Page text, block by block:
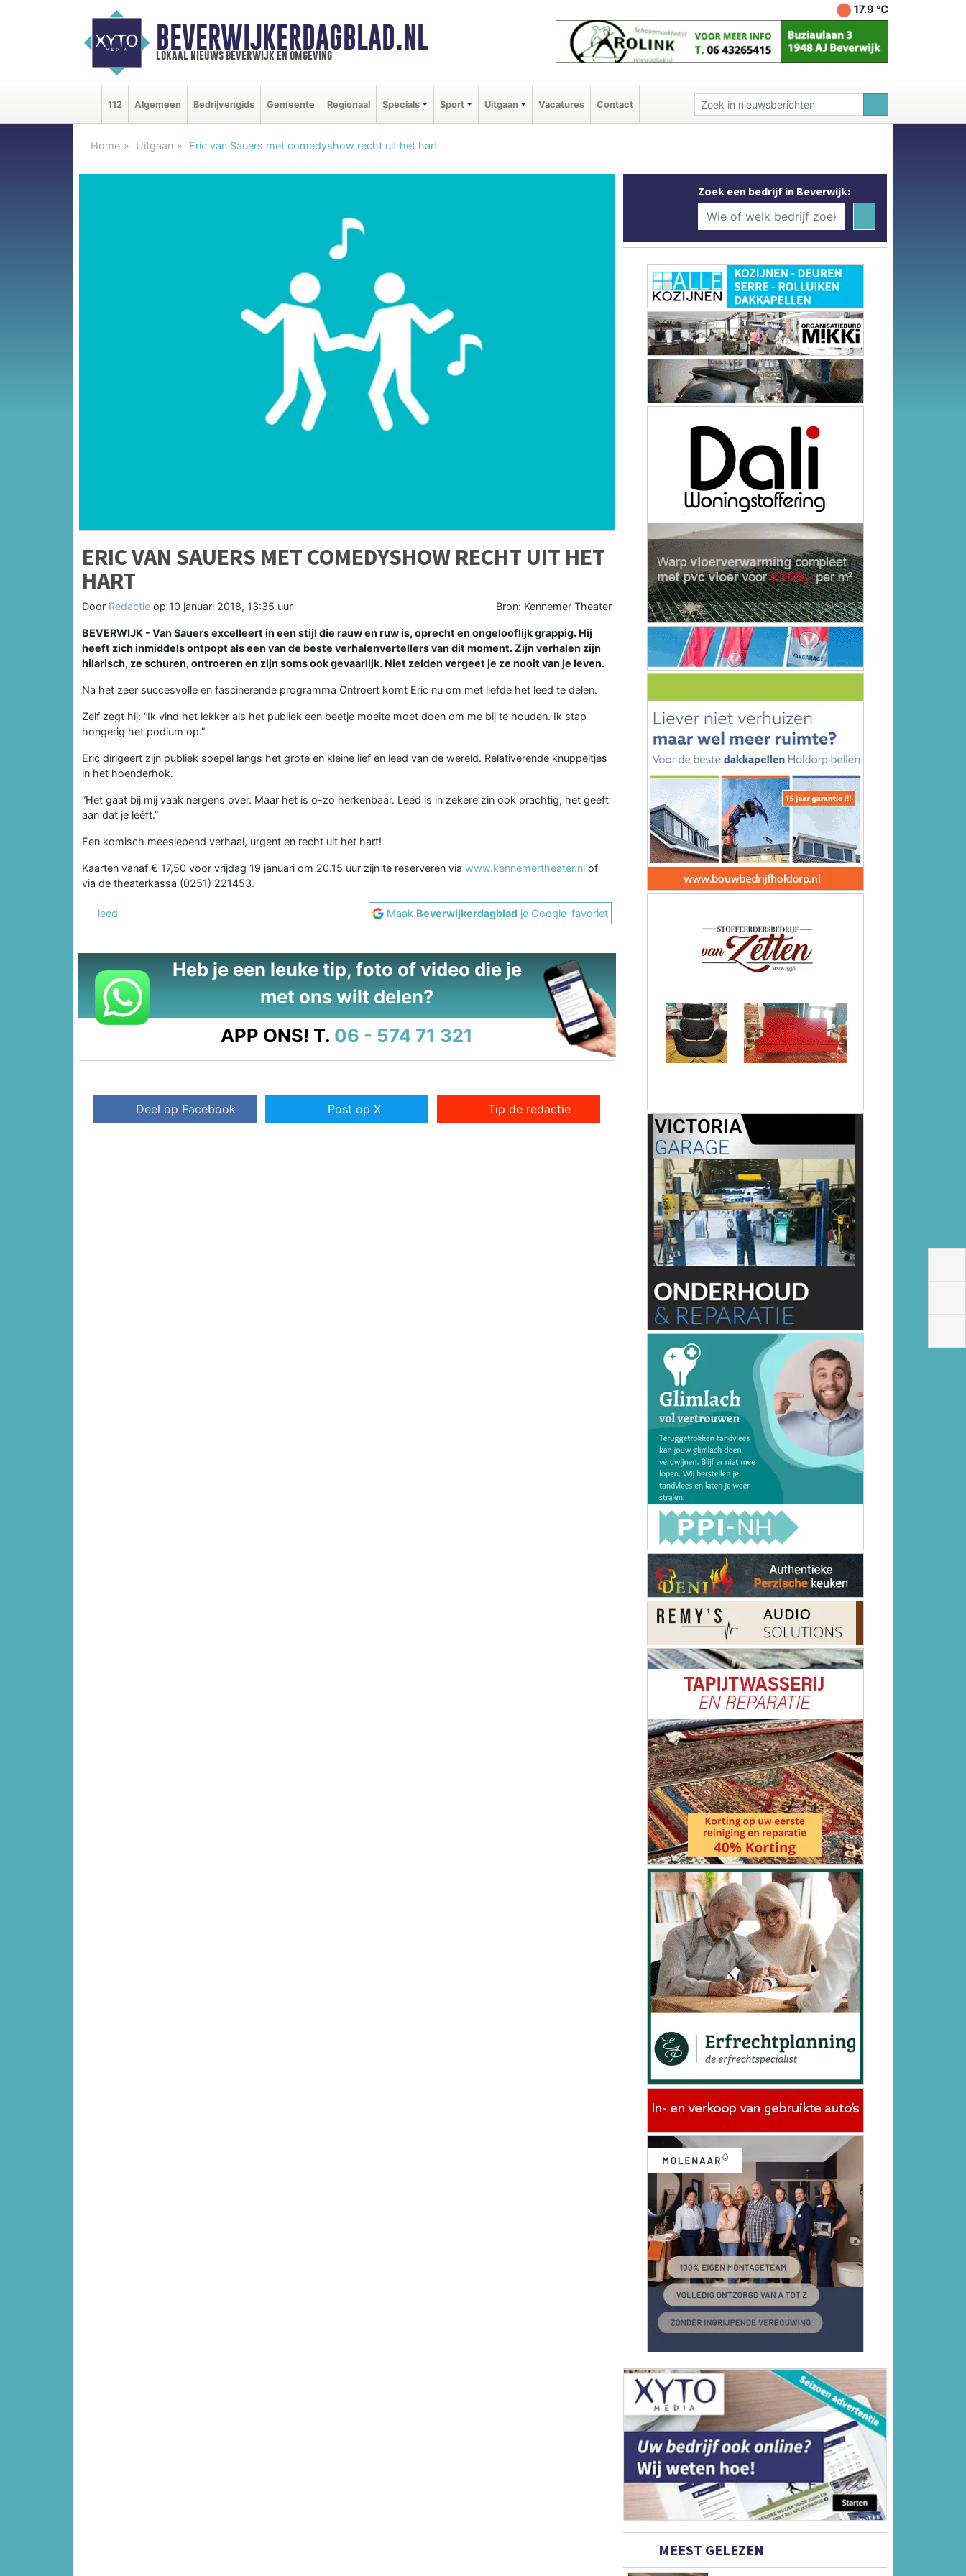
BEVERWIJKERDAGBLAD.NL
lokaal nieuws beverwijk en omgeving
17.9 ℃
112 Algemeen Bedrijvengids Gemeente Regionaal Specials Sport Uitgaan Vacatures Contact
Home Uitgaan Eric van Sauers met comedyshow recht uit het hart
ERIC VAN SAUERS MET COMEDYSHOW RECHT UIT HET
HART
Door Redactie op 10 januari 2018, 13:35 uur Bron: Kennemer Theater
BEVERWIJK - Van Sauers excelleert in een stijl die rauw en ruw is, oprecht en ongelooflijk grappig. Hij
heeft zich inmiddels ontpopt als een van de beste verhalenvertellers van dit moment. Zijn verhalen zijn
hilarisch, ze schuren, ontroeren en zijn soms ook gevaarlijk. Niet zelden vergeet je ze nooit van je leven.
Na het zeer succesvolle en fascinerende programma Ontroert komt Eric nu om met liefde het leed te delen.
Zelf zegt hij: “Ik vind het lekker als het publiek een beetje moeite moet doen om me bij te houden. Ik stap
hongerig het podium op.”
Eric dirigeert zijn publiek soepel langs het grote en kleine lief en leed van de wereld. Relativerende knuppeltjes
in het hoenderhok.
“Het gaat bij mij vaak nergens over. Maar het is o-zo herkenbaar. Leed is in zekere zin ook prachtig, het geeft
aan dat je lééft.”
Een komisch meeslepend verhaal, urgent en recht uit het hart!
Kaarten vanaf € 17,50 voor vrijdag 19 januari om 20.15 uur zijn te reserveren via www.kennemertheater.nl of
via de theaterkassa (0251) 221453.
leed Maak Beverwijkerdagblad je Google-favoriet
Heb je een leuke tip, foto of video die je
met ons wilt delen?
APP ONS! T. 06 - 574 71 321
Deel op Facebook Post op X Tip de redactie
Zoek een bedrijf in Beverwijk:
MEEST GELEZEN